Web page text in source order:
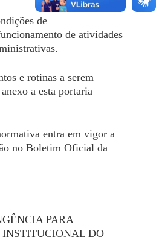
de
de atividades
e rotinas a serem
a esta portaria
entra em vigor a
no Boletim Oficial da
PARA
DO